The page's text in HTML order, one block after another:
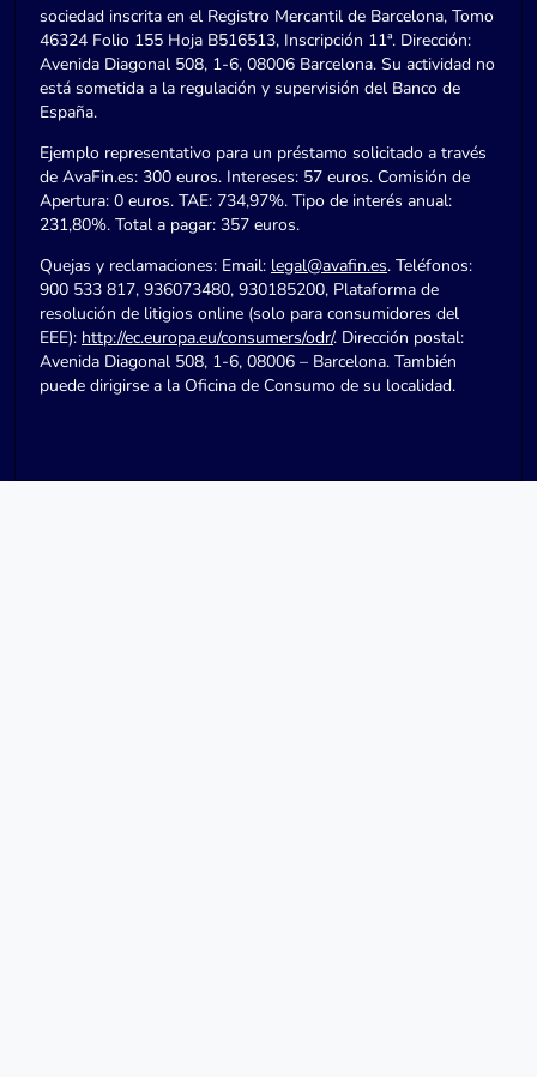
sociedad inscrita en el Registro Mercantil de Barcelona, Tomo
46324 Folio 155 Hoja B516513, Inscripción 11ª. Dirección:
Avenida Diagonal 508, 1-6, 08006 Barcelona. Su actividad no
está sometida a la regulación y supervisión del Banco de
España.
Ejemplo representativo para un préstamo solicitado a través
de AvaFin.es: 300 euros. Intereses: 57 euros. Comisión de
Apertura: 0 euros. TAE: 734,97%. Tipo de interés anual:
231,80%. Total a pagar: 357 euros.
Quejas y reclamaciones: Email: legal@avafin.es. Teléfonos:
900 533 817, 936073480, 930185200, Plataforma de
resolución de litigios online (solo para consumidores del
EEE): http://ec.europa.eu/consumers/odr/. Dirección postal:
Avenida Diagonal 508, 1-6, 08006 – Barcelona. También
puede dirigirse a la Oficina de Consumo de su localidad.